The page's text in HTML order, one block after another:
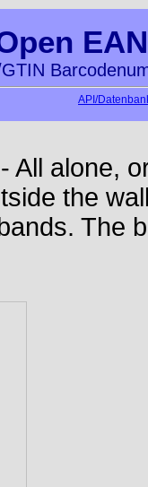
API/
All alone,
the
The